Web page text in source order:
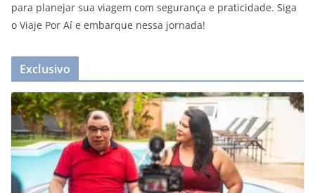
para planejar sua viagem com segurança e praticidade. Siga
o Viaje Por Aí e embarque nessa jornada!
Exclusivo